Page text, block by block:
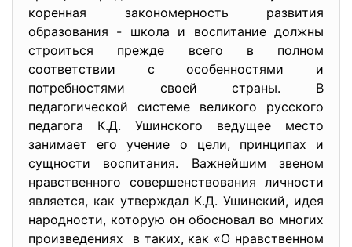
коренная закономерность развития
образования - школа и воспитание должны
строиться прежде всего в полном
соответствии с особенностями и
потребностями своей страны. В
педагогической системе великого русского
педагога К.Д. Ушинского ведущее место
занимает его учение о цели, прин­ципах и
сущности воспитания. Важнейшим звеном
нравственно­го совершенствования личности
является, как утверждал К.Д. Ушинский, идея
народности, которую он обосновал во мно­гих
произведениях в та­ких, как «О нравственном